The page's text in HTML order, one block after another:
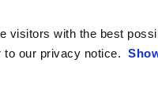
visitors with the best
to our privacy notice.